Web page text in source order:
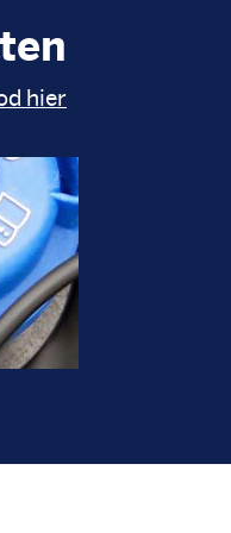
hier